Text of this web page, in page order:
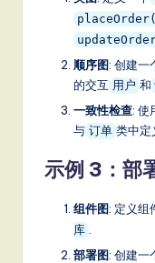
顺序图: 创建一
的交互 用户 和
一致性检查: 使
与 订单 类中定
示例 3：部
组件图: 定义组
库 .
部署图: 创建一